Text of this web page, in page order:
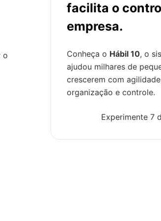
o
facilita o
empresa.
Conheça o Hábil 10, o
ajudou milhares de
crescerem com
organização e controle.
Experimente 7